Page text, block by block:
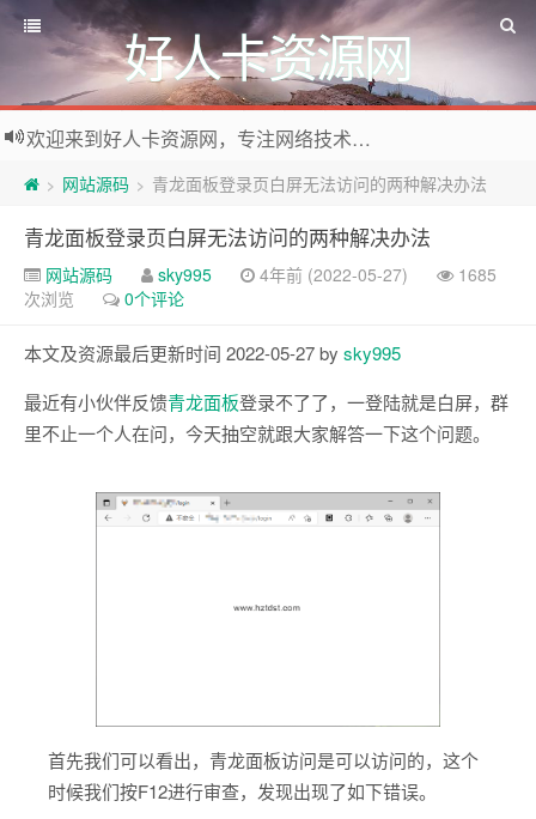
好人卡资源网
欢迎来到好人卡资源网，专注网络技术资源收集，我们不仅是网络资源的搬运工，也生产原创资源。寻找资源请留言或关注公众号:烈日下的男人
> 网站源码 > 青龙面板登录页白屏无法访问的两种解决办法
青龙面板登录页白屏无法访问的两种解决办法
网站源码 sky995 4年前 (2022-05-27)
1685
次浏览
0个评论
本文及资源最后更新时间 2022-05-27 by sky995
最近有小伙伴反馈青龙面板登录不了了，一登陆就是白屏，群
里不止一个人在问，今天抽空就跟大家解答一下这个问题。
首先我们可以看出，青龙面板访问是可以访问的，这个
时候我们按F12进行审查，发现出现了如下错误。